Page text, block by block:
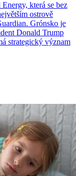
která se bez
ostrově
Grónsko je
Donald Trump
strategický význam